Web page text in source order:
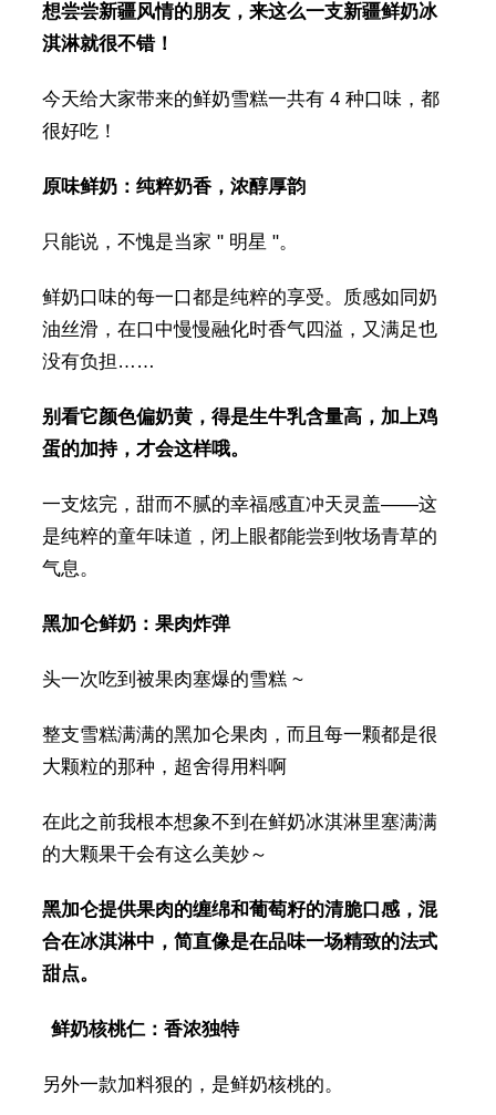
想尝尝新疆风情的朋友，来这么一支新疆鲜奶冰
淇淋就很不错！
今天给大家带来的鲜奶雪糕一共有 4 种口味，都
很好吃！
原味鲜奶：纯粹奶香，浓醇厚韵
只能说，不愧是当家 " 明星 "。
鲜奶口味的每一口都是纯粹的享受。质感如同奶
油丝滑，在口中慢慢融化时香气四溢，又满足也
没有负担……
别看它颜色偏奶黄，得是生牛乳含量高，加上鸡
蛋的加持，才会这样哦。
一支炫完，甜而不腻的幸福感直冲天灵盖——这
是纯粹的童年味道，闭上眼都能尝到牧场青草的
气息。
黑加仑鲜奶：果肉炸弹
头一次吃到被果肉塞爆的雪糕 ~
整支雪糕满满的黑加仑果肉，而且每一颗都是很
大颗粒的那种，超舍得用料啊
在此之前我根本想象不到在鲜奶冰淇淋里塞满满
的大颗果干会有这么美妙～
黑加仑提供果肉的缠绵和葡萄籽的清脆口感，混
合在冰淇淋中，简直像是在品味一场精致的法式
甜点。
鲜奶核桃仁：香浓独特
另外一款加料狠的，是鲜奶核桃的。